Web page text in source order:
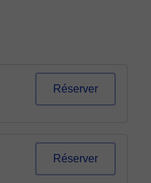
Réserver
Réserver